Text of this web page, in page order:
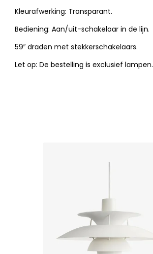
Kleurafwerking: Transparant.
Bediening: Aan/uit-schakelaar in de lijn.
59″ draden met stekkerschakelaars.
Let op: De bestelling is exclusief lampen.